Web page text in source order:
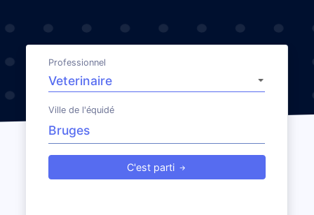
Professionnel
Ville de l'équidé
C'est parti